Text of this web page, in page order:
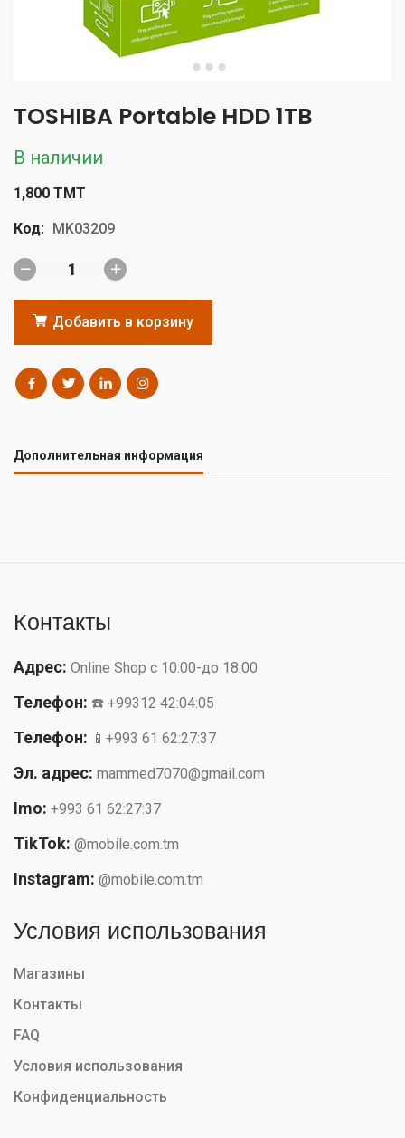
TOSHIBA Portable HDD 1TB
В наличии
1,800 TMT
Код: MK03209
Добавить в корзину
Дополнительная информация
Контакты
Адрес: Online Shop с 10:00-до 18:00
Телефон: ☎️ +99312 42:04:05
Телефон: 📱+993 61 62:27:37
Эл. адрес: mammed7070@gmail.com
Imo: +993 61 62:27:37
TikTok: @mobile.com.tm
Instagram: @mobile.com.tm
Условия использования
Магазины
Контакты
FAQ
Условия использования
Конфиденциальность